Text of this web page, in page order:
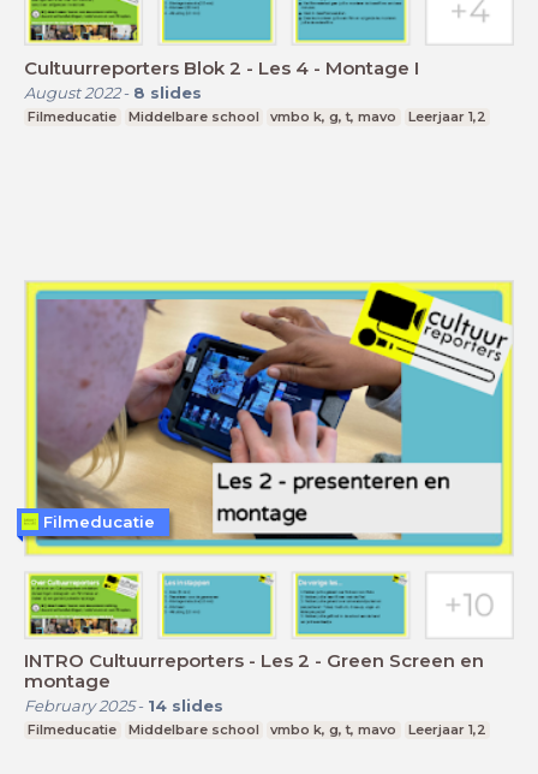
Cultuurreporters Blok 2 - Les 4 - Montage I
August 2022- 8 slides
Filmeducatie Middelbare school vmbo k, g, t, mavo Leerjaar 1,2
INTRO Cultuurreporters - Les 2 - Green Screen en
montage
February 2025- 14 slides
Filmeducatie Middelbare school vmbo k, g, t, mavo Leerjaar 1,2
Filmeducatie